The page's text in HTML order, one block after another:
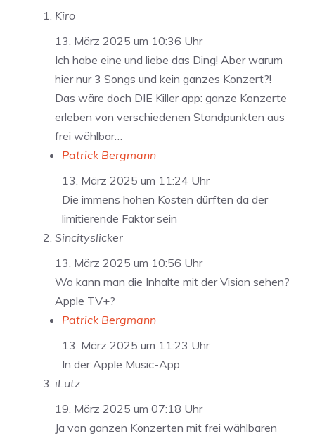
Kiro
13. März 2025 um 10:36 Uhr
Ich habe eine und liebe das Ding! Aber warum
hier nur 3 Songs und kein ganzes Konzert?!
Das wäre doch DIE Killer app: ganze Konzerte
erleben von verschiedenen Standpunkten aus
frei wählbar…
Patrick Bergmann
13. März 2025 um 11:24 Uhr
Die immens hohen Kosten dürften da der
limitierende Faktor sein
Sincityslicker
13. März 2025 um 10:56 Uhr
Wo kann man die Inhalte mit der Vision sehen?
Apple TV+?
Patrick Bergmann
13. März 2025 um 11:23 Uhr
In der Apple Music-App
iLutz
19. März 2025 um 07:18 Uhr
Ja von ganzen Konzerten mit frei wählbaren